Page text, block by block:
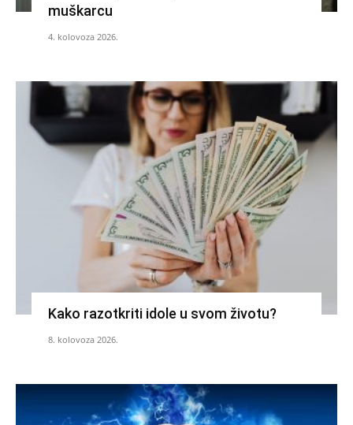
muškarcu
4. kolovoza 2026.
Kako razotkriti idole u svom životu?
8. kolovoza 2026.